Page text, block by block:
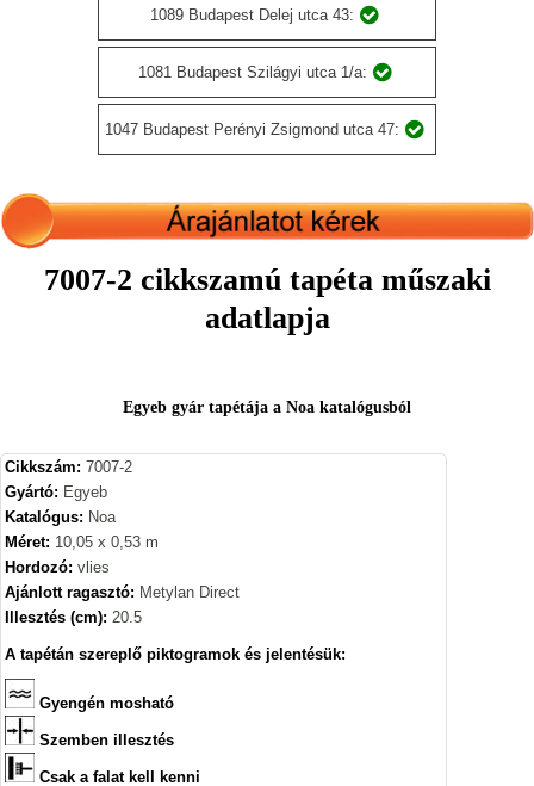
1089 Budapest Delej utca 43:
1081 Budapest Szilágyi utca 1/a:
1047 Budapest Perényi Zsigmond utca 47:
7007-2 cikkszamú tapéta műszaki
adatlapja
Egyeb gyár tapétája a Noa katalógusból
Cikkszám: 7007-2
Gyártó: Egyeb
Katalógus: Noa
Méret: 10,05 x 0,53 m
Hordozó: vlies
Ajánlott ragasztó: Metylan Direct
Illesztés (cm): 20.5
A tapétán szereplő piktogramok és jelentésük:
Gyengén mosható
Szemben illesztés
Csak a falat kell kenni